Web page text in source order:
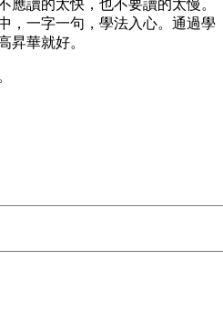
應讀的太快，也不要讀的太慢。
，一字一句，學法入心。通過學
昇華就好。